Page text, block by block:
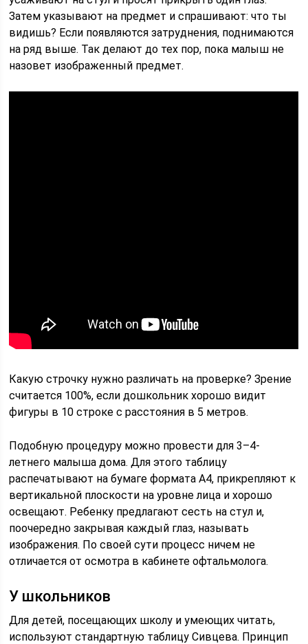
Затем указывают на предмет и спрашивают: что ты
видишь? Если появляются затруднения, поднимаются
на ряд выше. Так делают до тех пор, пока малыш не
назовет изображенный предмет.
Какую строчку нужно различать на проверке? Зрение
считается 100%, если дошкольник хорошо видит
фигуры в 10 строке с расстояния в 5 метров.
Подобную процедуру можно провести для 3–4-
летнего малыша дома. Для этого таблицу
распечатывают на бумаге формата А4, прикрепляют к
вертикальной плоскости на уровне лица и хорошо
освещают. Ребенку предлагают сесть на стул и,
поочередно закрывая каждый глаз, называть
изображения. По своей сути процесс ничем не
отличается от осмотра в кабинете офтальмолога.
У школьников
Для детей, посещающих школу и умеющих читать,
используют стандартную таблицу Сивцева. Принцип